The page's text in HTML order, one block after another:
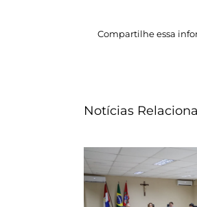
Compartilhe essa
Notícias